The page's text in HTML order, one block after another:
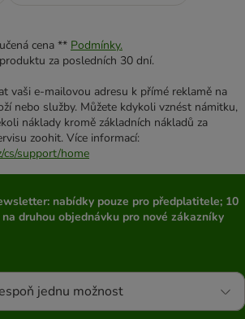
cena ** Podmínky.
za posledních 30 dní.
vaši e-mailovou adresu k přímé reklamě na
nebo služby. Můžete kdykoli vznést námitku,
náklady kromě základních nákladů za
zoohit. Více informací:
cs/support/home
nabídky pouze pro předplatitele; 10
druhou objednávku pro nové zákazníky
jednu možnost